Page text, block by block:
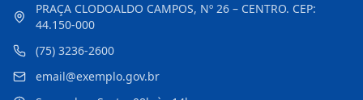
PRAÇA CLODOALDO CAMPOS, Nº 26 – CENTRO. CEP:
44.150-000
(75) 3236-2600
email@exemplo.gov.br